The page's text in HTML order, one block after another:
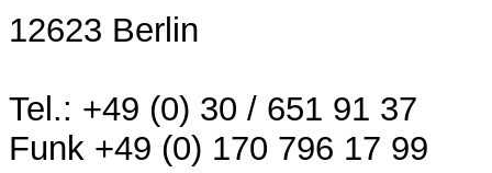
12623 Berlin
Tel.: +49 (0) 30 / 651 91 37
Funk +49 (0) 170 796 17 99